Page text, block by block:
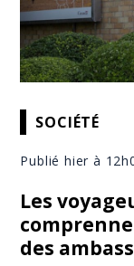
SOCIÉTÉ
Publié hier à
Les
des